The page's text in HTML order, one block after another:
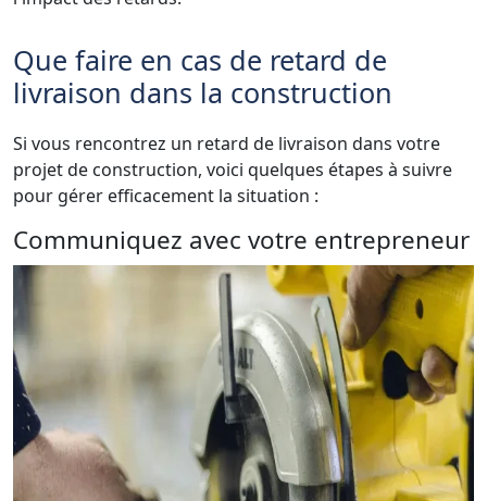
Que faire en cas de retard de
livraison dans la construction
Si vous rencontrez un retard de livraison dans votre
projet de construction, voici quelques étapes à suivre
pour gérer efficacement la situation :
Communiquez avec votre entrepreneur